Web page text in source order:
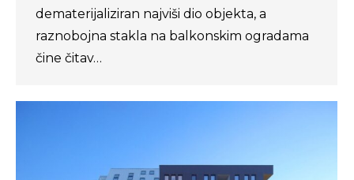
dematerijaliziran najviši dio objekta, a
raznobojna stakla na balkonskim ogradama
čine čitav…